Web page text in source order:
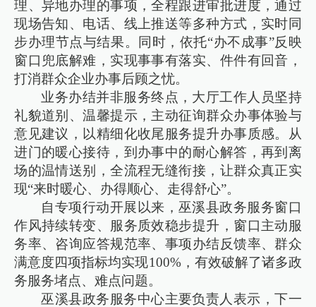
理、异地办理的事项，全程跟进审批进度，通过
现场告知、电话、线上推送等多种方式，实时同
步办理节点与结果。同时，依托“办不成事”反映
窗口兜底解难，实现事事有落实、件件有回音，
打消群众企业办事后顾之忧。
业务办结并非服务终点，大厅工作人员坚持
礼貌道别、温馨提示，主动征询群众办事体验与
意见建议，以精细化收尾服务提升办事质感。从
进门的暖心接待，到办事中的耐心解答，再到离
场的温情送别，全流程无缝衔接，让群众真正实
现“来时暖心、办得顺心、走得舒心”。
自专项行动开展以来，巫溪县政务服务窗口
作风持续转变、服务质效稳步提升，窗口主动服
务率、咨询应答规范率、事项办结反馈率、群众
满意度四项指标均实现100%，有效破解了诸多政
务服务堵点、难点问题。
巫溪县政务服务中心主要负责人表示，下一